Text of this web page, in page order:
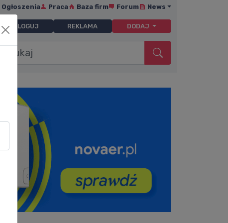
Ogłoszenia Praca Baza firm Forum News
ZALOGUJ REKLAMA DODAJ